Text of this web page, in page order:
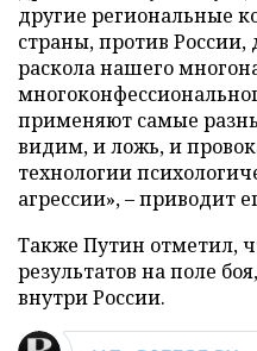
другие региональные
страны, против
раскола нашего
применяют самые
видим, и ложь, и
технологии
агрессии», – приводит
Также Путин отметил,
результатов на поле
внутри России.